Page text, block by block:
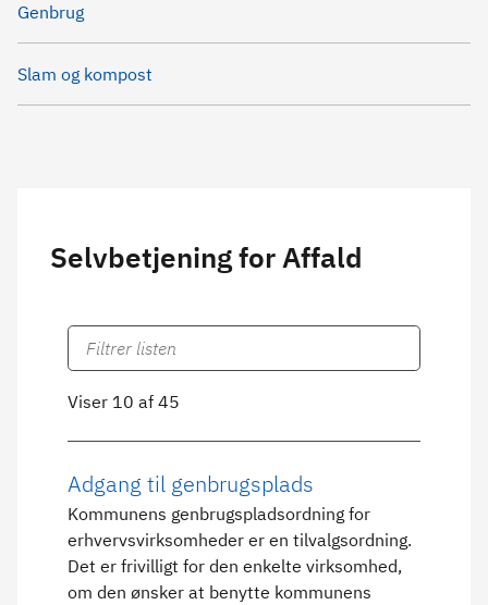
Genbrug
Slam og kompost
Selvbetjening for Affald
Viser 10 af 45
Adgang til genbrugsplads
Kommunens genbrugspladsordning for
erhvervsvirksomheder er en tilvalgsordning.
Det er frivilligt for den enkelte virksomhed,
om den ønsker at benytte kommunens